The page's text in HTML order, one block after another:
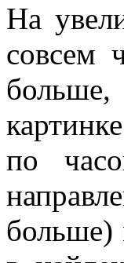
На
совсем
по
больше)